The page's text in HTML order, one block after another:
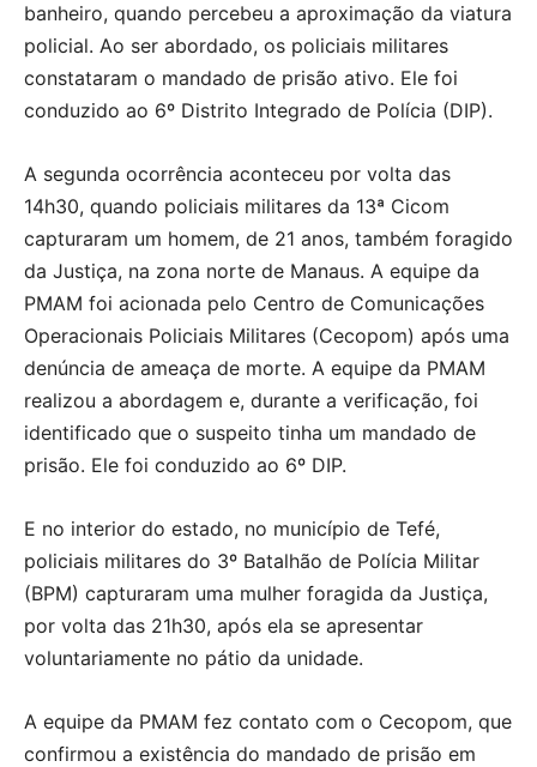
banheiro, quando percebeu a aproximação da viatura
policial. Ao ser abordado, os policiais militares
constataram o mandado de prisão ativo. Ele foi
conduzido ao 6º Distrito Integrado de Polícia (DIP).
A segunda ocorrência aconteceu por volta das
14h30, quando policiais militares da 13ª Cicom
capturaram um homem, de 21 anos, também foragido
da Justiça, na zona norte de Manaus. A equipe da
PMAM foi acionada pelo Centro de Comunicações
Operacionais Policiais Militares (Cecopom) após uma
denúncia de ameaça de morte. A equipe da PMAM
realizou a abordagem e, durante a verificação, foi
identificado que o suspeito tinha um mandado de
prisão. Ele foi conduzido ao 6º DIP.
E no interior do estado, no município de Tefé,
policiais militares do 3º Batalhão de Polícia Militar
(BPM) capturaram uma mulher foragida da Justiça,
por volta das 21h30, após ela se apresentar
voluntariamente no pátio da unidade.
A equipe da PMAM fez contato com o Cecopom, que
confirmou a existência do mandado de prisão em